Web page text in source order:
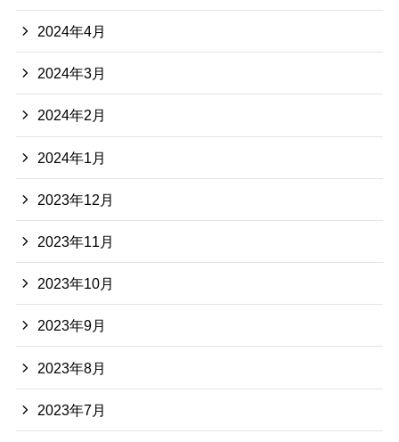
2024年4月
2024年3月
2024年2月
2024年1月
2023年12月
2023年11月
2023年10月
2023年9月
2023年8月
2023年7月